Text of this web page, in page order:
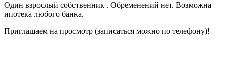
Один взрослый собственник . Обременений нет. Возможна
ипотека любого банка.
Приглашаем на просмотр (записаться можно по телефону)!